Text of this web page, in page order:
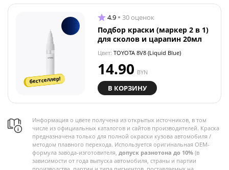
бестселлер!
4.9 30 оценок
Подбор краски (маркер 2 в 1)
для сколов и царапин 20мл
Цвет: TOYOTA 8V8 (Liquid Blue)
14.90 BYN
В КОРЗИНУ
Информация о цвете получена из открытых источников, в том
числе из официальных каталогов и сайтов производителей. Краска
предназначена только для полной окраски кузова автомобиля /
методом плавного перехода. Используется оригинальная OEM-
формула завода-изготовителя, допуск разнотона до 10% (в
зависимости от года выпуска автомобиля, страны и партии